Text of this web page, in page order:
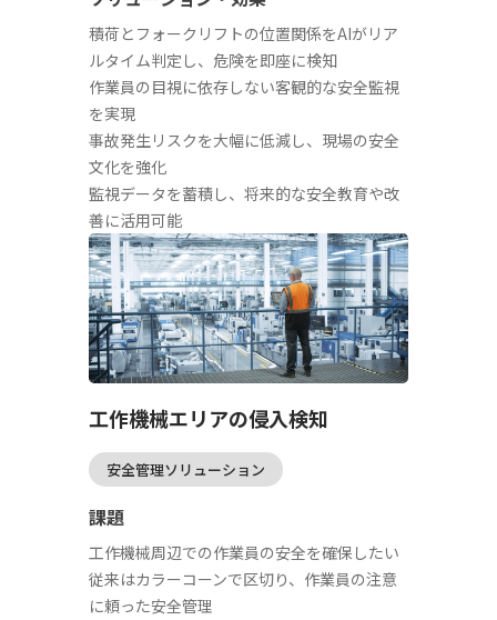
積荷とフォークリフトの位置関係をAIがリア
ルタイム判定し、危険を即座に検知
作業員の目視に依存しない客観的な安全監視
を実現
事故発生リスクを大幅に低減し、現場の安全
文化を強化
監視データを蓄積し、将来的な安全教育や改
善に活用可能
工作機械エリアの侵入検知
安全管理ソリューション
課題
工作機械周辺での作業員の安全を確保したい
従来はカラーコーンで区切り、作業員の注意
に頼った安全管理